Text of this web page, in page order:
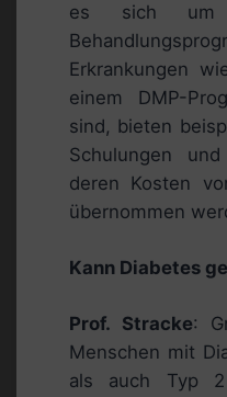
es sich um
Erkrankungen
einem DMP-
sind, bieten
Schulungen
deren Kosten
übernommen
Kann Diabetes
Prof. Stracke:
Menschen mit
als auch Typ